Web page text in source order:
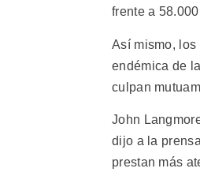
frente a
Así mismo,
endémica de
culpan
John
dijo a la
prestan más